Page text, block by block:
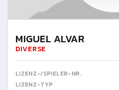
MIGUEL ALVAR
DIVERSE
LIZENZ-/SPIELER-NR.
LIZENZ-TYP